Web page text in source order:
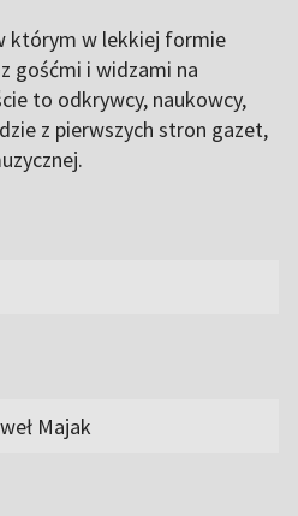
którym w lekkiej formie
gośćmi i widzami na
to odkrywcy, naukowcy,
z pierwszych stron gazet,
Majak